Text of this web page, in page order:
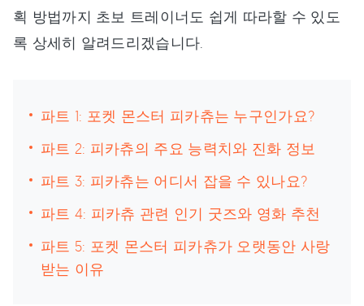
획 방법까지 초보 트레이너도 쉽게 따라할 수 있도
록 상세히 알려드리겠습니다.
파트 1: 포켓 몬스터 피카츄는 누구인가요?
파트 2: 피카츄의 주요 능력치와 진화 정보
파트 3: 피카츄는 어디서 잡을 수 있나요?
파트 4: 피카츄 관련 인기 굿즈와 영화 추천
파트 5: 포켓 몬스터 피카츄가 오랫동안 사랑
받는 이유